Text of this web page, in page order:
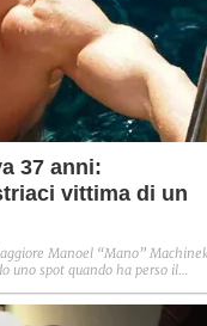
37 anni:
vittima di un
Manoel “Mano”
uno spot quando ha perso il